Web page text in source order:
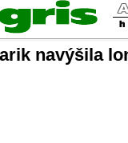
navýšila